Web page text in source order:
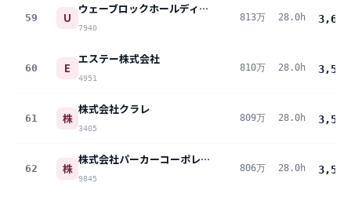
59 U
ウェーブロックホールディングス株式会社
7940
813万 28.0h 3,602
60 E
エステー株式会社
4951
810万 28.0h 3,591
61 株
株式会社クラレ
3405
809万 28.0h 3,586
62 株
株式会社パーカーコーポレーション
9845
806万 28.0h 3,572